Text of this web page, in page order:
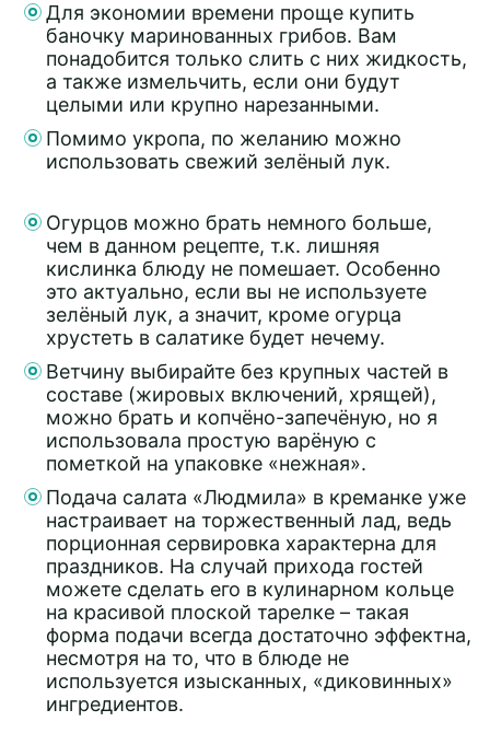
Для экономии времени проще купить
баночку маринованных грибов. Вам
понадобится только слить с них жидкость,
а также измельчить, если они будут
целыми или крупно нарезанными.
Помимо укропа, по желанию можно
использовать свежий зелёный лук.
Огурцов можно брать немного больше,
чем в данном рецепте, т.к. лишняя
кислинка блюду не помешает. Особенно
это актуально, если вы не используете
зелёный лук, а значит, кроме огурца
хрустеть в салатике будет нечему.
Ветчину выбирайте без крупных частей в
составе (жировых включений, хрящей),
можно брать и копчёно-запечёную, но я
использовала простую варёную с
пометкой на упаковке «нежная».
Подача салата «Людмила» в креманке уже
настраивает на торжественный лад, ведь
порционная сервировка характерна для
праздников. На случай прихода гостей
можете сделать его в кулинарном кольце
на красивой плоской тарелке – такая
форма подачи всегда достаточно эффектна,
несмотря на то, что в блюде не
используется изысканных, «диковинных»
ингредиентов.